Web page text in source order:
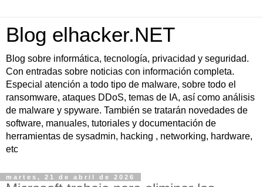
Blog elhacker.NET
Blog sobre informática, tecnología, privacidad y seguridad.
Con entradas sobre noticias con información completa.
Especial atención a todo tipo de malware, sobre todo el
ransomware, ataques DDoS, temas de IA, así como análisis
de malware y spyware. También se tratarán novedades de
software, manuales, tutoriales y documentación de
herramientas de sysadmin, hacking , networking, hardware,
etc
martes, 21 de abril de 2026